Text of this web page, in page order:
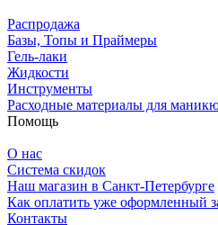
Распродажа
Базы, Топы и Праймеры
Гель-лаки
Жидкости
Инструменты
Расходные материалы для
Помощь
О нас
Система скидок
Наш магазин в Санкт-Петербурге
Как оплатить уже оформленный
Контакты